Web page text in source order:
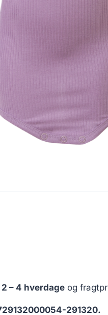
2 – 4 hverdage og
291320.